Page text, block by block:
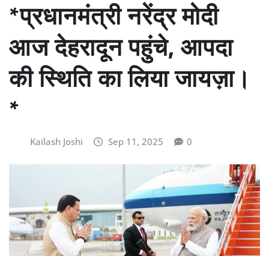
*प्रधानमंत्री नरेंद्र मोदी
आज देहरादून पहुंचे, आपदा
की स्थिति का लिया जायज़ा।
*
Kailash Joshi Sep 11, 2025 0